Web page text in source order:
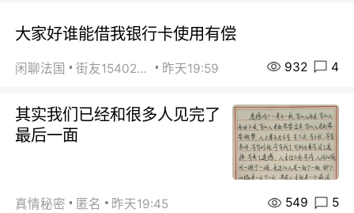
大家好谁能借我银行卡使用有偿
闲聊法国 街友15402223 昨天19:59 932 4
其实我们已经和很多人见完了
最后一面
真情秘密 匿名 昨天19:45 549 5